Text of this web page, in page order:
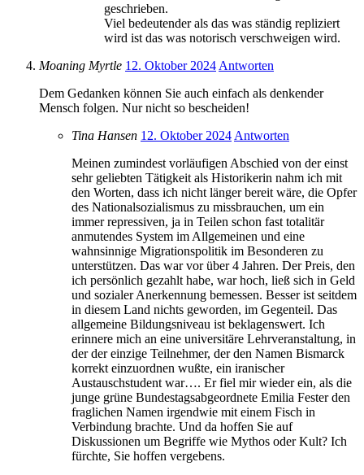
geschrieben.
Viel bedeutender als das was ständig repliziert
wird ist das was notorisch verschweigen wird.
Moaning Myrtle 12. Oktober 2024 Antworten
Dem Gedanken können Sie auch einfach als denkender
Mensch folgen. Nur nicht so bescheiden!
Tina Hansen 12. Oktober 2024 Antworten
Meinen zumindest vorläufigen Abschied von der einst
sehr geliebten Tätigkeit als Historikerin nahm ich mit
den Worten, dass ich nicht länger bereit wäre, die Opfer
des Nationalsozialismus zu missbrauchen, um ein
immer repressiven, ja in Teilen schon fast totalitär
anmutendes System im Allgemeinen und eine
wahnsinnige Migrationspolitik im Besonderen zu
unterstützen. Das war vor über 4 Jahren. Der Preis, den
ich persönlich gezahlt habe, war hoch, ließ sich in Geld
und sozialer Anerkennung bemessen. Besser ist seitdem
in diesem Land nichts geworden, im Gegenteil. Das
allgemeine Bildungsniveau ist beklagenswert. Ich
erinnere mich an eine universitäre Lehrveranstaltung, in
der der einzige Teilnehmer, der den Namen Bismarck
korrekt einzuordnen wußte, ein iranischer
Austauschstudent war…. Er fiel mir wieder ein, als die
junge grüne Bundestagsabgeordnete Emilia Fester den
fraglichen Namen irgendwie mit einem Fisch in
Verbindung brachte. Und da hoffen Sie auf
Diskussionen um Begriffe wie Mythos oder Kult? Ich
fürchte, Sie hoffen vergebens.